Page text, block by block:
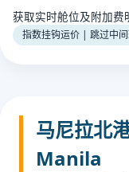
获取实时舱位及附加
指数挂钩运价 | 跳过中
马尼拉北
Manila